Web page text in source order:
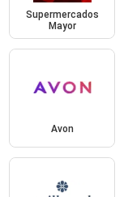
Supermercados
Mayor
Avon